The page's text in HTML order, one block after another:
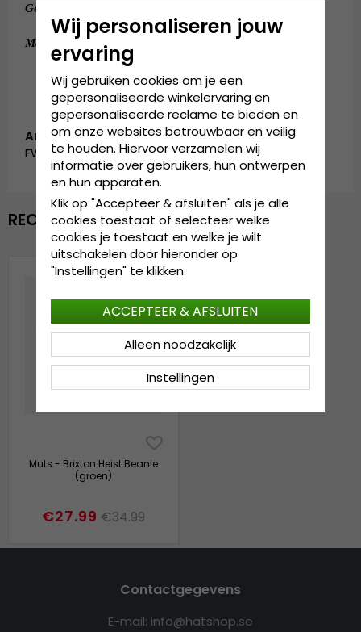
Gemaakt van
Maattabel: Eén maat 50-64 cm
Artikelnummer:
FW_10782.hunter_green
RECENTELIJK BEKEKEN
Muts - Brixton Heist Beanie
(groen)
€27.99 €34.99
Contactgegevens
E-mail: info@hatshop.se
Wij personaliseren jouw
ervaring
Wij gebruiken cookies om je een
gepersonaliseerde winkelervaring en
gepersonaliseerde reclame te bieden en
om onze websites betrouwbaar en veilig
te houden. Hiervoor verzamelen wij
informatie over gebruikers, hun ontwerpen
en hun apparaten.
Klik op "Accepteer & afsluiten" als je alle
cookies toestaat of selecteer welke
cookies je toestaat en welke je wilt
uitschakelen door hieronder op
"Instellingen" te klikken.
Instellingen
Alleen noodzakelijk
ACCEPTEER & AFSLUITEN